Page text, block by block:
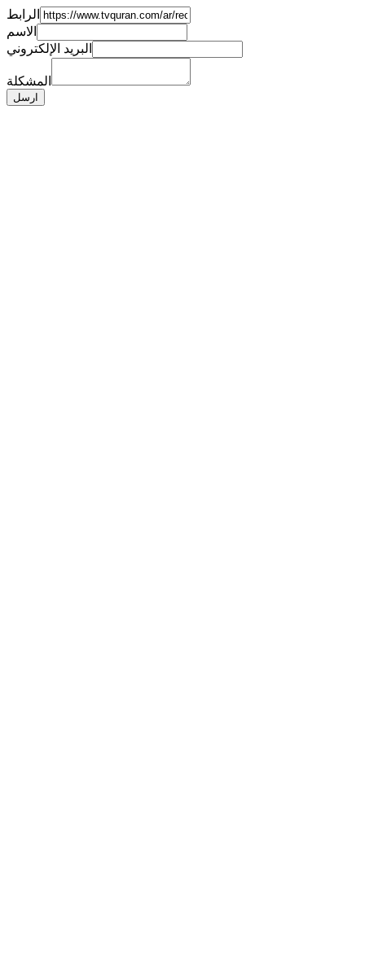
الرابط
الاسم
البريد الإلكتروني
المشكلة
ارسل